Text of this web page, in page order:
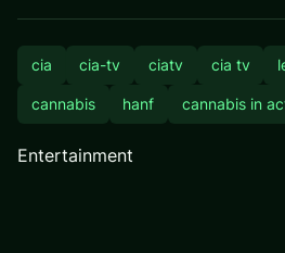
cia cia-tv ciatv cia tv
cannabis hanf cannabis in
Entertainment